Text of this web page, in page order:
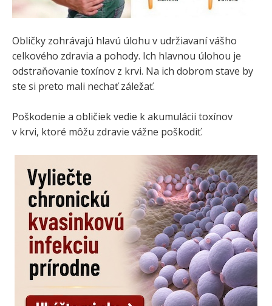
Obličky zohrávajú hlavú úlohu v udržiavaní vášho
celkového zdravia a pohody. Ich hlavnou úlohou je
odstraňovanie toxínov z krvi. Na ich dobrom stave by
ste si preto mali nechať záležať.
Poškodenie a obličiek vedie k akumulácii toxínov
v krvi, ktoré môžu zdravie vážne poškodiť.